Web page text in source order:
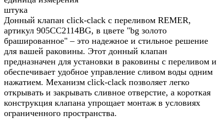
штука
Донный клапан click-clack с переливом REMER,
артикул 905CC2114BG, в цвете "bg золото
брашированное" – это надежное и стильное решение
для вашей раковины. Этот донный клапан
предназначен для установки в раковины с переливом и
обеспечивает удобное управление сливом воды одним
нажатием. Механизм click-clack позволяет легко
открывать и закрывать сливное отверстие, а короткая
конструкция клапана упрощает монтаж в условиях
ограниченного пространства.